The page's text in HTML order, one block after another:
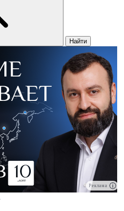
Найти
Реклама